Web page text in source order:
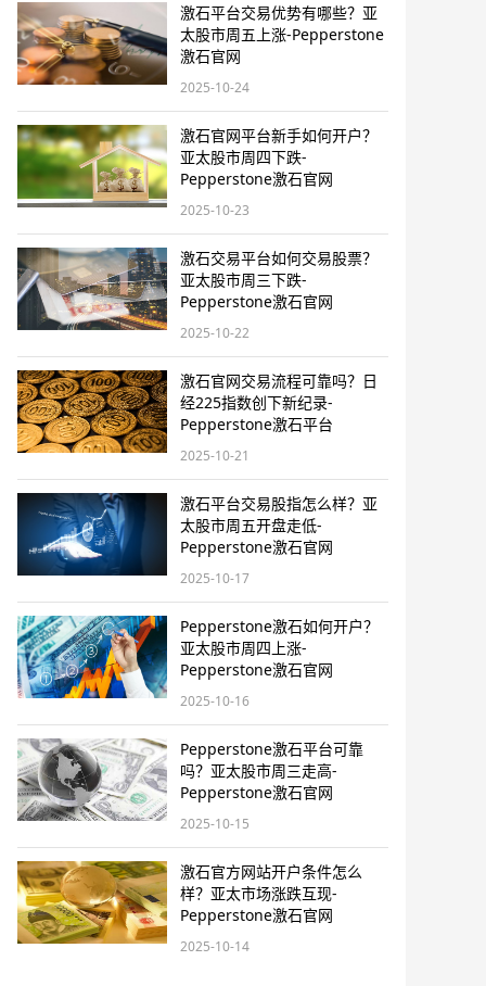
激石平台交易优势有哪些？亚
太股市周五上涨-Pepperstone
激石官网
2025-10-24
激石官网平台新手如何开户？
亚太股市周四下跌-
Pepperstone激石官网
2025-10-23
激石交易平台如何交易股票？
亚太股市周三下跌-
Pepperstone激石官网
2025-10-22
激石官网交易流程可靠吗？日
经225指数创下新纪录-
Pepperstone激石平台
2025-10-21
激石平台交易股指怎么样？亚
太股市周五开盘走低-
Pepperstone激石官网
2025-10-17
Pepperstone激石如何开户？
亚太股市周四上涨-
Pepperstone激石官网
2025-10-16
Pepperstone激石平台可靠
吗？亚太股市周三走高-
Pepperstone激石官网
2025-10-15
激石官方网站开户条件怎么
样？亚太市场涨跌互现-
Pepperstone激石官网
2025-10-14